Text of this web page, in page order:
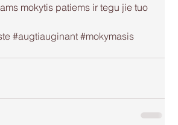
mokytis patiems ir tegu jie tuo
#augtiauginant #mokymasis